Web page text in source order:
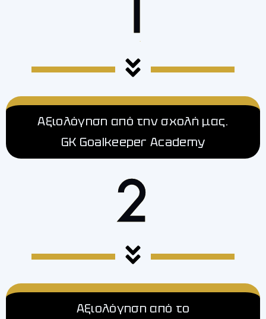
Αξιολόγηση από την σχολή μας.
GK Goalkeeper Academy
Αξιολόγηση από το